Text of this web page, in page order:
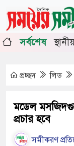
শিরোনাম
সিনিয়র জেলা
সর্বশেষ
প্রচ্ছদ লিড
মডেল
প্রচার হবে
সমীকরণ